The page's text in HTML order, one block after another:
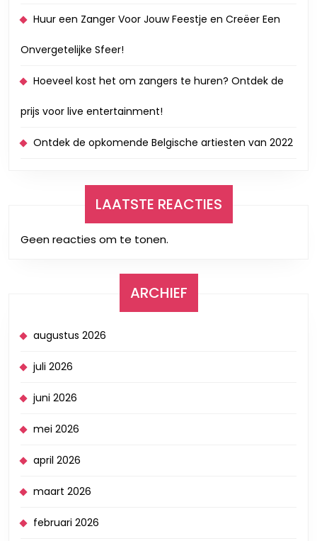
Huur een Zanger Voor Jouw Feestje en Creëer Een
Onvergetelijke Sfeer!
Hoeveel kost het om zangers te huren? Ontdek de
prijs voor live entertainment!
Ontdek de opkomende Belgische artiesten van 2022
LAATSTE REACTIES
Geen reacties om te tonen.
ARCHIEF
augustus 2026
juli 2026
juni 2026
mei 2026
april 2026
maart 2026
februari 2026